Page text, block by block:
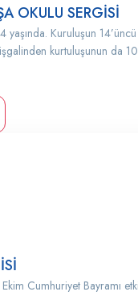
OKULU SERGİSİ
Kuruluşun 14’üncü
kurtuluşunun da
Cumhuriyet Bayramı